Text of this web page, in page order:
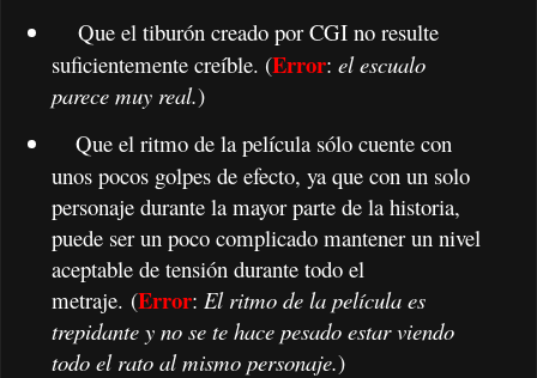
Que el tiburón creado por CGI no resulte
suficientemente creíble. (Error: el escualo
parece muy real.)
Que el ritmo de la película sólo cuente con
unos pocos golpes de efecto, ya que con un solo
personaje durante la mayor parte de la historia,
puede ser un poco complicado mantener un nivel
aceptable de tensión durante todo el
metraje. (Error: El ritmo de la película es
trepidante y no se te hace pesado estar viendo
todo el rato al mismo personaje.)